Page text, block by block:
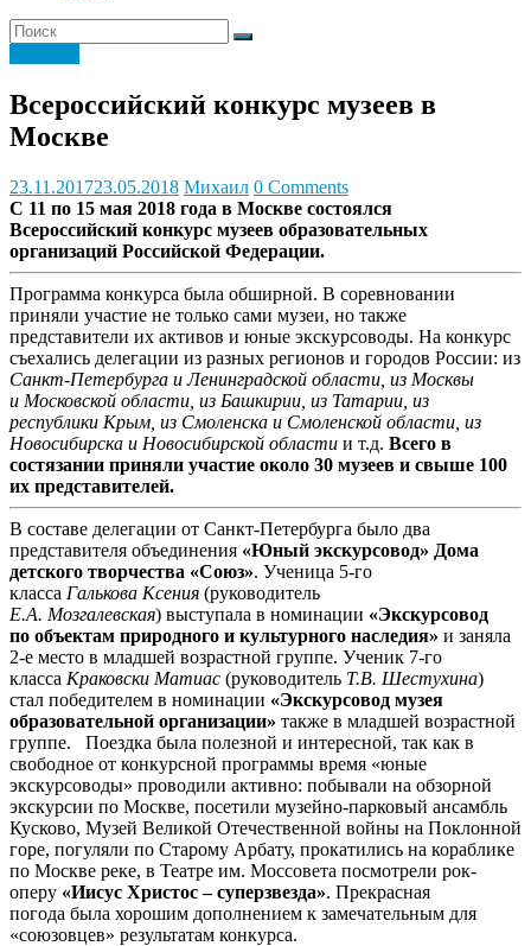
Всероссийский конкурс музеев в
Москве
23.11.201723.05.2018 Михаил 0 Comments
С 11 по 15 мая 2018 года в Москве состоялся
Всероссийский конкурс музеев образовательных
организаций Российской Федерации.
Программа конкурса была обширной. В соревновании
приняли участие не только сами музеи, но также
представители их активов и юные экскурсоводы. На конкурс
съехались делегации из разных регионов и городов России: из
Санкт-Петербурга и Ленинградской области, из Москвы
и Московской области, из Башкирии, из Татарии, из
республики Крым, из Смоленска и Смоленской области, из
Новосибирска и Новосибирской области и т.д. Всего в
состязании приняли участие около 30 музеев и свыше 100
их представителей.
В составе делегации от Санкт-Петербурга было два
представителя объединения «Юный экскурсовод» Дома
детского творчества «Союз». Ученица 5-го
класса Галькова Ксения (руководитель
Е.А. Мозгалевская) выступала в номинации «Экскурсовод
по объектам природного и культурного наследия» и заняла
2-е место в младшей возрастной группе. Ученик 7-го
класса Краковски Матиас (руководитель Т.В. Шестухина)
стал победителем в номинации «Экскурсовод музея
образовательной организации» также в младшей возрастной
группе. Поездка была полезной и интересной, так как в
свободное от конкурсной программы время «юные
экскурсоводы» проводили активно: побывали на обзорной
экскурсии по Москве, посетили музейно-парковый ансамбль
Кусково, Музей Великой Отечественной войны на Поклонной
горе, погуляли по Старому Арбату, прокатились на кораблике
по Москве реке, в Театре им. Моссовета посмотрели рок-
оперу «Иисус Христос – суперзвезда». Прекрасная
погода была хорошим дополнением к замечательным для
«союзовцев» результатам конкурса.